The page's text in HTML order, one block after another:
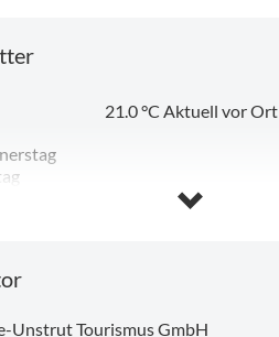
21.0°C Aktuell vor Ort
Unstrut Tourismus GmbH